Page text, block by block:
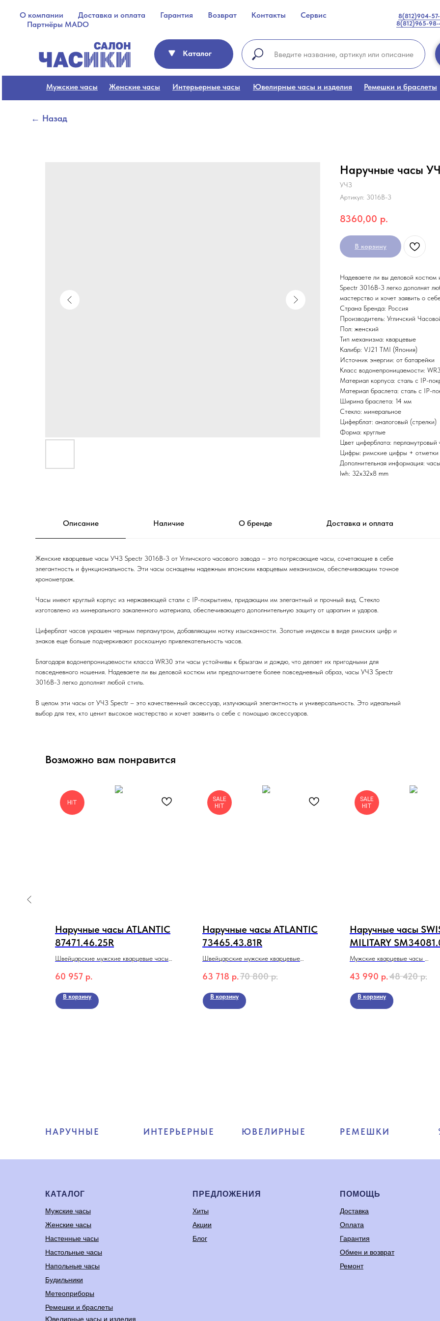
О компании Доставка и оплата Гарантия Возврат Контакты
Сервис
Партнёры MADO
8(812)904-
8(812)965-
Мужские часы Женские часы Интерьерные часы Ювелирные часы и изделия Ремешки и браслеты
← Назад
Каталог
Наручные часы
УЧЗ
Артикул: 3016B-3
8360,00 р.
В корзину
Надеваете ли вы деловой костюм
Spectr 3016B-3 легко дополнят
мастерство и хочет заявить о
Страна Бренда: Россия
Производитель: Угличский
Пол: женский
Тип механизма: кварцевые
Калибр: VJ21 TMI (Япония)
Источник энергии: от батарейки
Класс водонепроницаемости:
Материал корпуса: сталь с IP-
Материал браслета: сталь с IP-
Ширина браслета: 14 мм
Стекло: минеральное
Циферблат: аналоговый (стрелки)
Форма: круглые
Цвет циферблата: перламутровый
Цифры: римские цифры + отметки
Дополнительная информация:
lwh: 32x32x8 mm
Описание Наличие О бренде Доставка и оплата
Женские кварцевые часы УЧЗ Spectr 3016B-3 от Угличского часового завода – это потрясающие часы, сочетающие в себе
элегантность и функциональность. Эти часы оснащены надежным японским кварцевым механизмом, обеспечивающим точное
хронометраж.
Часы имеют круглый корпус из нержавеющей стали с IP-покрытием, придающим им элегантный и прочный вид. Стекло
изготовлено из минерального закаленного материала, обеспечивающего дополнительную защиту от царапин и ударов.
Циферблат часов украшен черным перламутром, добавляющим нотку изысканности. Золотые индексы в виде римских цифр и
знаков еще больше подчеркивают роскошную привлекательность часов.
Благодаря водонепроницаемости класса WR30 эти часы устойчивы к брызгам и дождю, что делает их пригодными для
повседневного ношения. Надеваете ли вы деловой костюм или предпочитаете более повседневный образ, часы УЧЗ Spectr
3016B-3 легко дополнят любой стиль.
В целом эти часы от УЧЗ Spectr – это качественный аксессуар, излучающий элегантность и универсальность. Это идеальный
выбор для тех, кто ценит высокое мастерство и хочет заявить о себе с помощью аксессуаров.
Возможно вам понравится
HIT
Наручные часы ATLANTIC
87471.46.25R
Швейцарские мужские кварцевые часы
60 957 р.
В корзину
SALE
HIT
Наручные часы ATLANTIC
73465.43.81R
Швейцарские мужские кварцевые
хронографом
63 718 р.70 800 р.
В корзину
SALE
HIT
Наручные часы
MILITARY
Мужские кварцевые часы
Коллекция Classic
43 990 р.48 420 р.
В корзину
НАРУЧНЫЕ ИНТЕРЬЕРНЫЕ ЮВЕЛИРНЫЕ РЕМЕШКИ
КАТАЛОГ
Мужские часы
Женские часы
Настенные часы
Настольные часы
Напольные часы
Будильники
Метеоприборы
Ремешки и браслеты
Ювелирные часы и изделия
ПРЕДЛОЖЕНИЯ
Хиты
Акции
Блог
ПОМОЩЬ
Доставка
Оплата
Гарантия
Обмен и возврат
Ремонт